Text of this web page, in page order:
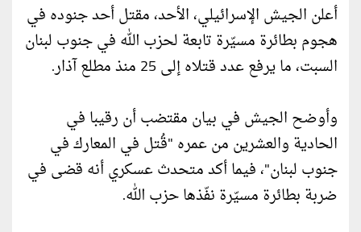
أعلن الجيش الإسرائيلي، الأحد، مقتل أحد جنوده في
هجوم بطائرة مسيّرة تابعة لحزب الله في جنوب لبنان
السبت، ما يرفع عدد قتلاه إلى 25 منذ مطلع آذار.
وأوضح الجيش في بيان مقتضب أن رقيبا في
الحادية والعشرين من عمره "قُتل في المعارك في
جنوب لبنان"، فيما أكد متحدث عسكري أنه قضى في
ضربة بطائرة مسيّرة نفّذها حزب الله.